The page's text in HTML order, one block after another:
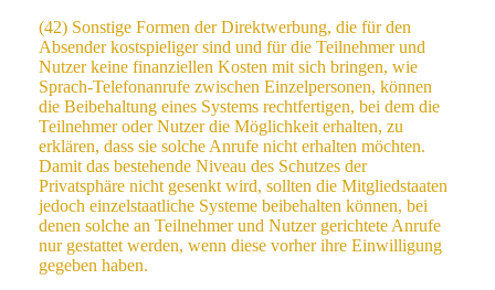
(42) Sonstige Formen der Direktwerbung, die für den
Absender kostspieliger sind und für die Teilnehmer und
Nutzer keine finanziellen Kosten mit sich bringen, wie
Sprach-Telefonanrufe zwischen Einzelpersonen, können
die Beibehaltung eines Systems rechtfertigen, bei dem die
Teilnehmer oder Nutzer die Möglichkeit erhalten, zu
erklären, dass sie solche Anrufe nicht erhalten möchten.
Damit das bestehende Niveau des Schutzes der
Privatsphäre nicht gesenkt wird, sollten die Mitgliedstaaten
jedoch einzelstaatliche Systeme beibehalten können, bei
denen solche an Teilnehmer und Nutzer gerichtete Anrufe
nur gestattet werden, wenn diese vorher ihre Einwilligung
gegeben haben.